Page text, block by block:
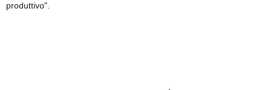
produttivo".